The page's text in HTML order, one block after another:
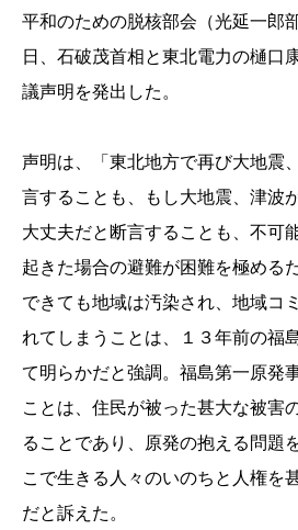
平和のための脱核部会（光延一郎
日、石破茂首相と東北電力の樋口
議声明を発出した。
声明は、「東北地方で再び大地震
言することも、もし大地震、津波
大丈夫だと断言することも、不可
起きた場合の避難が困難を極める
できても地域は汚染され、地域コ
れてしまうことは、１３年前の福
て明らかだと強調。福島第一原発
ことは、住民が被った甚大な被害
ることであり、原発の抱える問題
こで生きる人々のいのちと人権を
だと訴えた。